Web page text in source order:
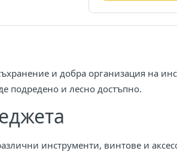
и добра организация на
подредено и лесно достъпно.
инструменти, винтове и